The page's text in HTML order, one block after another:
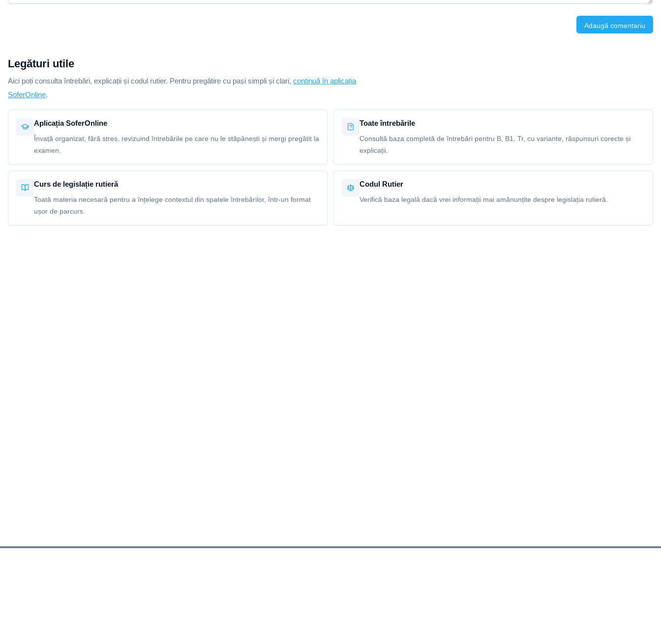
Adaugă comentariu
Legături utile
Aici poți consulta întrebări, explicații și codul rutier. Pentru pregătire cu pași simpli și clari, continuă în aplicația
SoferOnline.
Aplicația SoferOnline
Învață organizat, fără stres, revizuind întrebările pe care nu le stăpânești și mergi pregătit la
examen.
Toate întrebările
Consultă baza completă de întrebări pentru B, B1, Tr, cu variante, răspunsuri corecte și
explicații.
Curs de legislație rutieră
Toată materia necesară pentru a înțelege contextul din spatele întrebărilor, într-un format
ușor de parcurs.
Codul Rutier
Verifică baza legală dacă vrei informații mai amănunțite despre legislația rutieră.